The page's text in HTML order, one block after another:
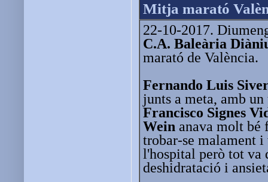
Mitja marató
22-10-2017.
C.A. Baleària
marató de València.
Fernando Luis
junts a meta, amb
Francisco Signes
Wein anava molt bé
trobar-se malament i
l'hospital però tot va
deshidratació i